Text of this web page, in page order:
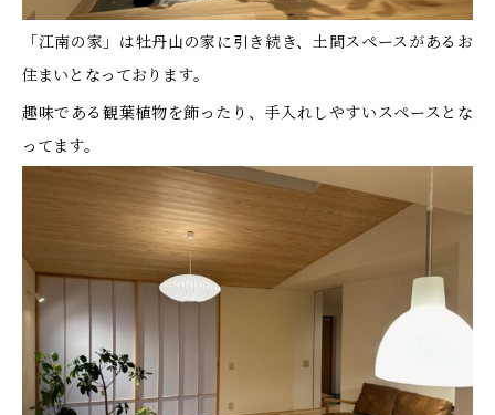
「江南の家」は牡丹山の家に引き続き、土間スペースがあるお
住まいとなっております。
趣味である観葉植物を飾ったり、手入れしやすいスペースとな
ってます。